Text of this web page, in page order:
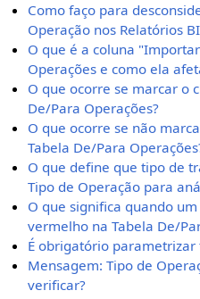
Como faço para
Operação nos Relatórios
O que é a coluna
Operações e como ela
O que ocorre se marcar o
De/Para Operações?
O que ocorre se não
Tabela De/Para
O que define que tipo de
Tipo de Operação para
O que significa quando
vermelho na Tabela De/
É obrigatório parametrizar
Mensagem: Tipo de
verificar?